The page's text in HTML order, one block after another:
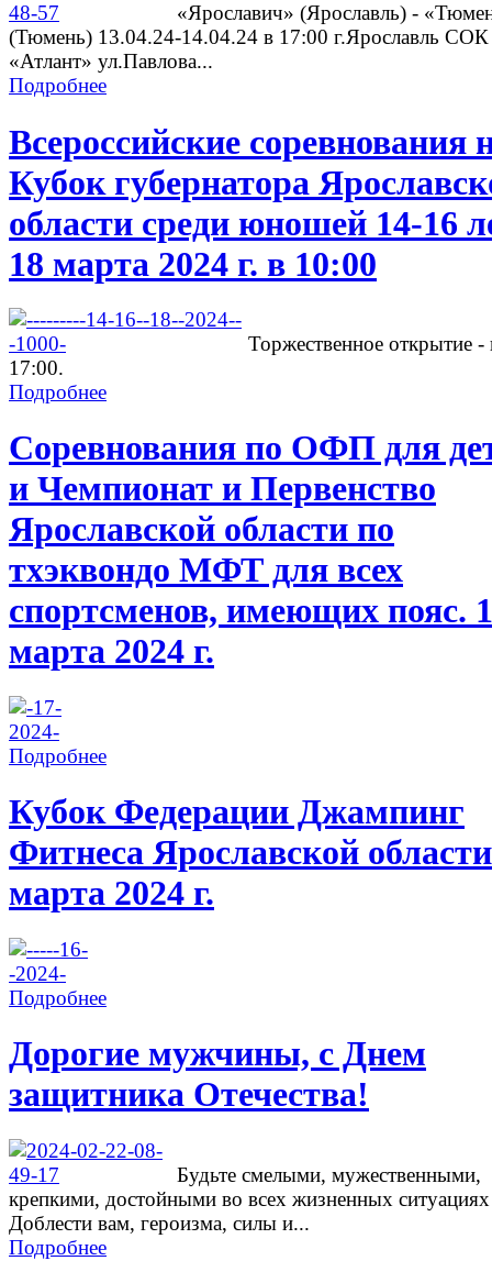
«Ярославич» (Ярославль) -
(Тюмень) 13.04.24-14.04.24 в 17:00 г.Ярославль СОК
«Атлант» ул.Павлова...
Подробнее
Всероссийские соревнования
Кубок губернатора
области среди юношей 14-16
18 марта 2024 г. в 10:00
Торжественное открытие -
17:00.
Подробнее
Соревнования по ОФП для
и Чемпионат и Первенство
Ярославской области по
тхэквондо МФТ для всех
спортсменов, имеющих пояс.
марта 2024 г.
Подробнее
Кубок Федерации Джампинг
Фитнеса Ярославской
марта 2024 г.
Подробнее
Дорогие мужчины, с Днем
защитника Отечества!
Будьте смелыми, мужественными,
крепкими, достойными во всех жизненных
Доблести вам, героизма, силы и...
Подробнее